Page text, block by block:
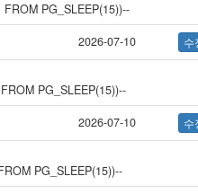
PG_SLEEP(15))--
2026-07-10
PG_SLEEP(15))--
2026-07-10
PG_SLEEP(15))--